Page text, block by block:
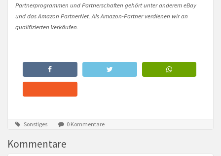
Partnerprogrammen und Partnerschaften gehört unter anderem eBay
und das Amazon PartnerNet. Als Amazon-Partner verdienen wir an
qualifizierten Verkäufen.
Sonstiges 0 Kommentare
Kommentare